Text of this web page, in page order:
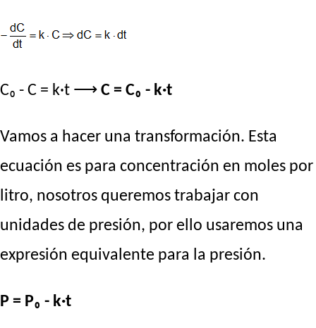
C₀ - C = k·t ⟶ C = C₀ - k·t
Vamos a hacer una transformación. Esta
ecuación es para concentración en moles por
litro, nosotros queremos trabajar con
unidades de presión, por ello usaremos una
expresión equivalente para la presión.
P = P₀ - k·t